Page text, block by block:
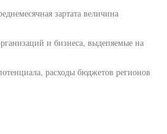
зартата величина
и бизнеса, выдепяемые на
расходы бюджетов регионов